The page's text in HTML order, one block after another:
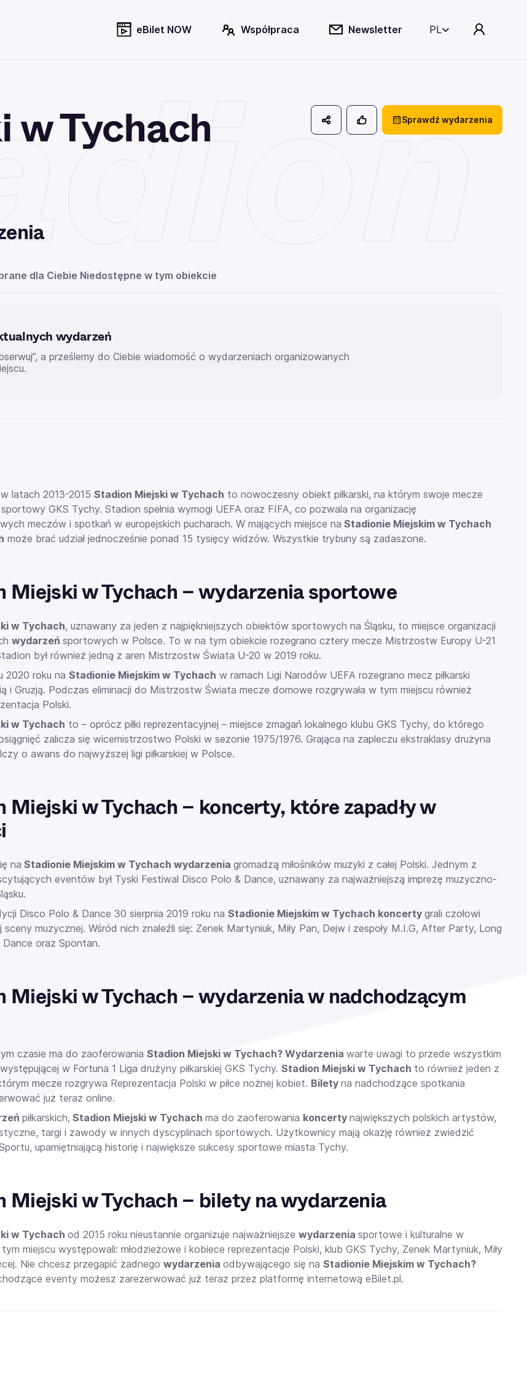
eBilet NOW Współpraca Newsletter PL
Tychach Sprawdź wydarzenia
dla Ciebie Niedostępne w tym obiekcie
wydarzeń
a prześlemy do Ciebie wiadomość o wydarzeniach organizowanych
latach 2013-2015 Stadion Miejski w Tychach to nowoczesny obiekt piłkarski, na którym swoje mecze
GKS Tychy. Stadion spełnia wymogi UEFA oraz FIFA, co pozwala na organizację
meczów i spotkań w europejskich pucharach. W mających miejsce na Stadionie Miejskim w Tychach
może brać udział jednocześnie ponad 15 tysięcy widzów. Wszystkie trybuny są zadaszone.
Miejski w Tychach – wydarzenia sportowe
w Tychach, uznawany za jeden z najpiękniejszych obiektów sportowych na Śląsku, to miejsce organizacji
wydarzeń sportowych w Polsce. To w na tym obiekcie rozegrano cztery mecze Mistrzostw Europy U-21
był również jedną z aren Mistrzostw Świata U-20 w 2019 roku.
2020 roku na Stadionie Miejskim w Tychach w ramach Ligi Narodów UEFA rozegrano mecz piłkarski
i Gruzją. Podczas eliminacji do Mistrzostw Świata mecze domowe rozgrywała w tym miejscu również
Polski.
w Tychach to – oprócz piłki reprezentacyjnej – miejsce zmagań lokalnego klubu GKS Tychy, do którego
zalicza się wicemistrzostwo Polski w sezonie 1975/1976. Grająca na zapleczu ekstraklasy drużyna
o awans do najwyższej ligi piłkarskiej w Polsce.
Miejski w Tychach – koncerty, które zapadły w
na Stadionie Miejskim w Tychach wydarzenia gromadzą miłośników muzyki z całej Polski. Jednym z
eventów był Tyski Festiwal Disco Polo & Dance, uznawany za najważniejszą imprezę muzyczno-
Disco Polo & Dance 30 sierpnia 2019 roku na Stadionie Miejskim w Tychach koncerty grali czołowi
sceny muzycznej. Wśród nich znaleźli się: Zenek Martyniuk, Miły Pan, Dejw i zespoły M.I.G, After Party, Long
Dance oraz Spontan.
Miejski w Tychach – wydarzenia w nadchodzącym
czasie ma do zaoferowania Stadion Miejski w Tychach? Wydarzenia warte uwagi to przede wszystkim
w Fortuna 1 Liga drużyny piłkarskiej GKS Tychy. Stadion Miejski w Tychach to również jeden z
mecze rozgrywa Reprezentacja Polski w piłce nożnej kobiet. Bilety na nadchodzące spotkania
już teraz online.
piłkarskich, Stadion Miejski w Tychach ma do zaoferowania koncerty największych polskich artystów,
targi i zawody w innych dyscyplinach sportowych. Użytkownicy mają okazję również zwiedzić
upamiętniającą historię i największe sukcesy sportowe miasta Tychy.
Miejski w Tychach – bilety na wydarzenia
w Tychach od 2015 roku nieustannie organizuje najważniejsze wydarzenia sportowe i kulturalne w
miejscu występowali: młodzieżowe i kobiece reprezentacje Polski, klub GKS Tychy, Zenek Martyniuk, Miły
Nie chcesz przegapić żadnego wydarzenia odbywającego się na Stadionie Miejskim w Tychach?
eventy możesz zarezerwować już teraz przez platformę internetową eBilet.pl.